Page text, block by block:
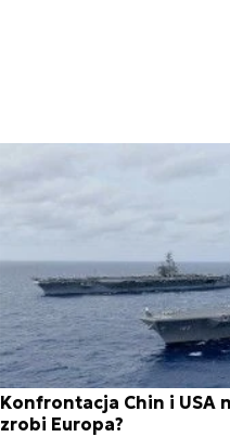
Konfrontacja Chin i USA
zrobi Europa?